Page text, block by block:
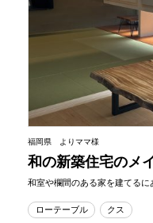
福岡県 よりママ様
和の新築住宅のメ
和室や欄間のある家を建てる
ローテーブル クス